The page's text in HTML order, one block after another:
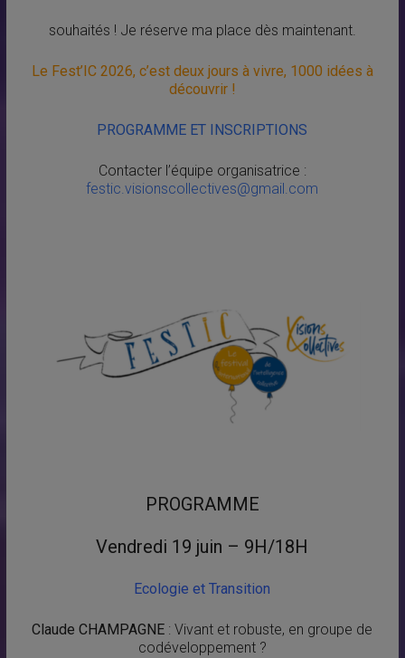
souhaités ! Je réserve ma place dès maintenant.
Le Fest’IC 2026, c’est deux jours à vivre, 1000 idées à
découvrir !
PROGRAMME ET INSCRIPTIONS
Contacter l’équipe organisatrice :
festic.visionscollectives@gmail.com
PROGRAMME
Vendredi 19 juin – 9H/18H
Ecologie et Transition
Claude CHAMPAGNE : Vivant et robuste, en groupe de
codéveloppement ?